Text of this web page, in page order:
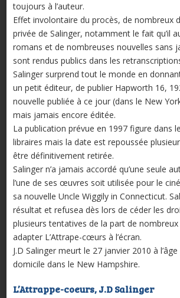
toujours à l’auteur.
Effet involontaire du procès, de nombreux
privée de Salinger, notamment le fait qu’il
romans et de nombreuses nouvelles sans
sont rendus publics dans les
Salinger surprend tout le monde en
un petit éditeur, de publier Hapworth 16,
nouvelle publiée à ce jour (dans le New
mais jamais encore éditée.
La publication prévue en 1997 figure dans
libraires mais la date est repoussée
être définitivement retirée.
Salinger n’a jamais accordé qu’une seule
l’une de ses œuvres soit utilisée pour le
sa nouvelle Uncle Wiggily in Connecticut.
résultat et refusea dès lors de céder les
plusieurs tentatives de la part de
adapter L’Attrape-cœurs à l’écran.
J.D Salinger meurt le 27 janvier 2010 à
domicile dans le New Hampshire.
L’Attrappe-coeurs, J.D Salinger